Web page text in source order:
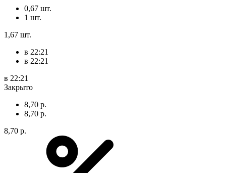
0,67 шт.
1 шт.
1,67 шт.
в 22:21
в 22:21
в 22:21
Закрыто
8,70 р.
8,70 р.
8,70 р.